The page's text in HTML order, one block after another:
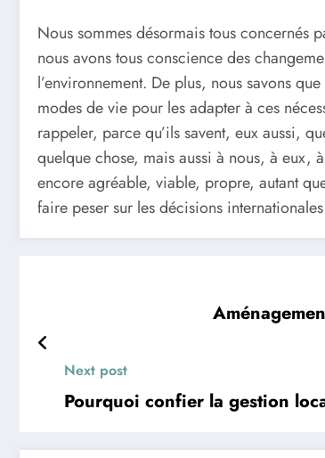
Nous sommes désormais tous concernés
nous avons tous conscience des
l’environnement. De plus, nous savons
modes de vie pour les adapter à ces
rappeler, parce qu’ils savent, eux aussi,
quelque chose, mais aussi à nous, à eux,
encore agréable, viable, propre, autant
faire peser sur les décisions
Next post
Pourquoi confier la gestion